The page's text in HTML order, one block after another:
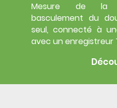
Mesure de la
basculement du
seul, connecté à
avec un enregistreur